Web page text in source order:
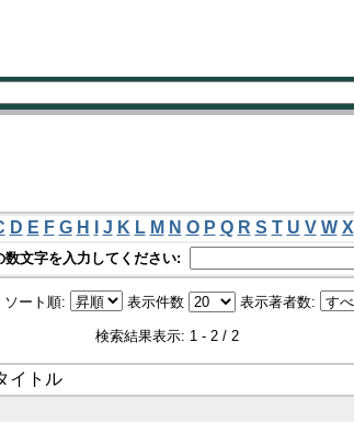
D E F G H J K L M N O P Q R S T U V W X
数文字を入力してください:
ソート順: 表示件数 表示著者数:
検索結果表示: 1 - 2 / 2
イトル